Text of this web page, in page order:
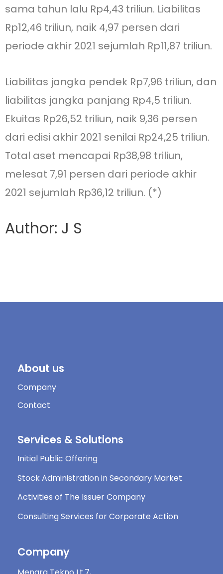
sama tahun lalu Rp4,43 triliun. Liabilitas
Rp12,46 triliun, naik 4,97 persen dari
periode akhir 2021 sejumlah Rp11,87 triliun.
Liabilitas jangka pendek Rp7,96 triliun, dan
liabilitas jangka panjang Rp4,5 triliun.
Ekuitas Rp26,52 triliun, naik 9,36 persen
dari edisi akhir 2021 senilai Rp24,25 triliun.
Total aset mencapai Rp38,98 triliun,
melesat 7,91 persen dari periode akhir
2021 sejumlah Rp36,12 triliun. (*)
Author: J S
About us
Company
Contact
Services & Solutions
Initial Public Offering
Stock Administration in Secondary Market
Activities of The Issuer Company
Consulting Services for Corporate Action
Company